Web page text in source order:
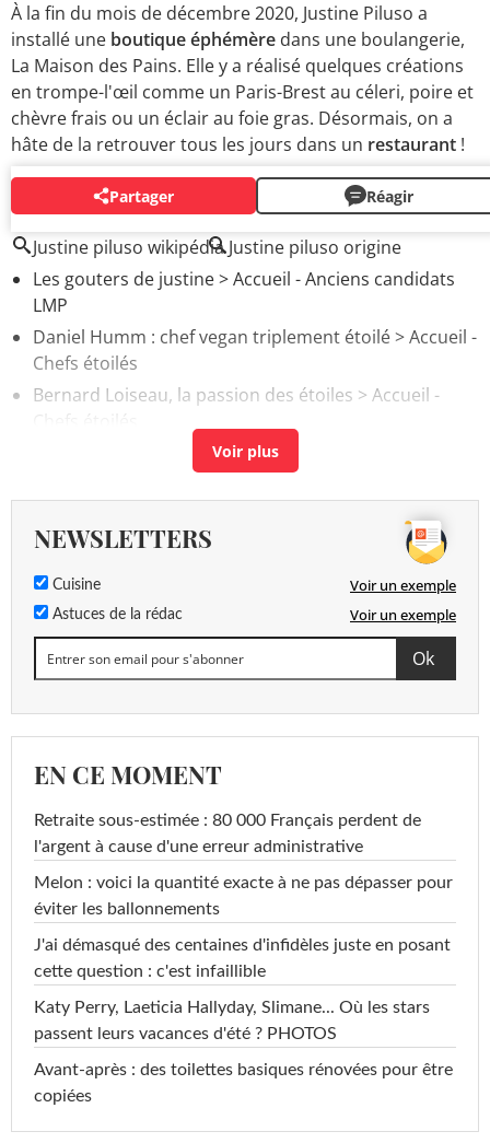
À la fin du mois de décembre 2020, Justine Piluso a
installé une boutique éphémère dans une boulangerie,
La Maison des Pains. Elle y a réalisé quelques créations
en trompe-l'œil comme un Paris-Brest au céleri, poire et
chèvre frais ou un éclair au foie gras. Désormais, on a
hâte de la retrouver tous les jours dans un restaurant !
Partager Réagir
AUTOUR DU MÊME SUJET
Justine piluso wikipédia Justine piluso origine
Les gouters de justine> Accueil - Anciens candidats
LMP
Daniel Humm : chef vegan triplement étoilé> Accueil -
Chefs étoilés
Bernard Loiseau, la passion des étoiles > Accueil -
Dessert de Cyril Lignac : de sa recette préférée à sa
> Accueil - Recettes Cyril Lignac
NEWSLETTERS
Cuisine Voir un exemple
Astuces de la rédac Voir un exemple
EN CE MOMENT
Retraite sous-estimée : 80 000 Français perdent de
l'argent à cause d'une erreur administrative
Melon : voici la quantité exacte à ne pas dépasser pour
éviter les ballonnements
J'ai démasqué des centaines d'infidèles juste en posant
cette question : c'est infaillible
Katy Perry, Laeticia Hallyday, Slimane... Où les stars
passent leurs vacances d'été ? PHOTOS
Avant-après : des toilettes basiques rénovées pour être
copiées